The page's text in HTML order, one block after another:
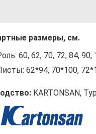
размеры, см.
60, 62, 70, 72, 84, 90,
62*94, 70*100,
KARTONSAN,